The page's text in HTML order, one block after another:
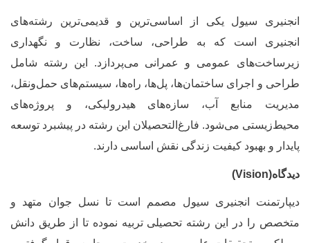
سیول یکی از اساسی‌ترین و قدیمی‌ترین رشته‌های
است که به طراحی، ساخت، نظارت و نگهداری
عمومی و عمرانی می‌پردازد. این رشته شامل
و اجرای ساختمان‌ها، پل‌ها، راه‌ها، سیستم‌های حمل‌ونقل،
منابع آب، سازه‌های هیدرولیکی، و پروژه‌های
می‌شود. فارغ‌التحصیلان این رشته در پیشبرد توسعه
و بهبود کیفیت زندگی نقش اساسی دارند .
Vision
)
انجنیری سیول مصمم است تا نسل جوان متهد و
را در این رشته تحصیلی تربیه نموده تا از طریق دانش